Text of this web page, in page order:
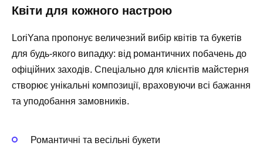
Квіти для кожного настрою
LoriYana пропонує величезний вибір квітів та букетів
для будь-якого випадку: від романтичних побачень до
офіційних заходів. Спеціально для клієнтів майстерня
створює унікальні композиції, враховуючи всі бажання
та уподобання замовників.
Романтичні та весільні букети